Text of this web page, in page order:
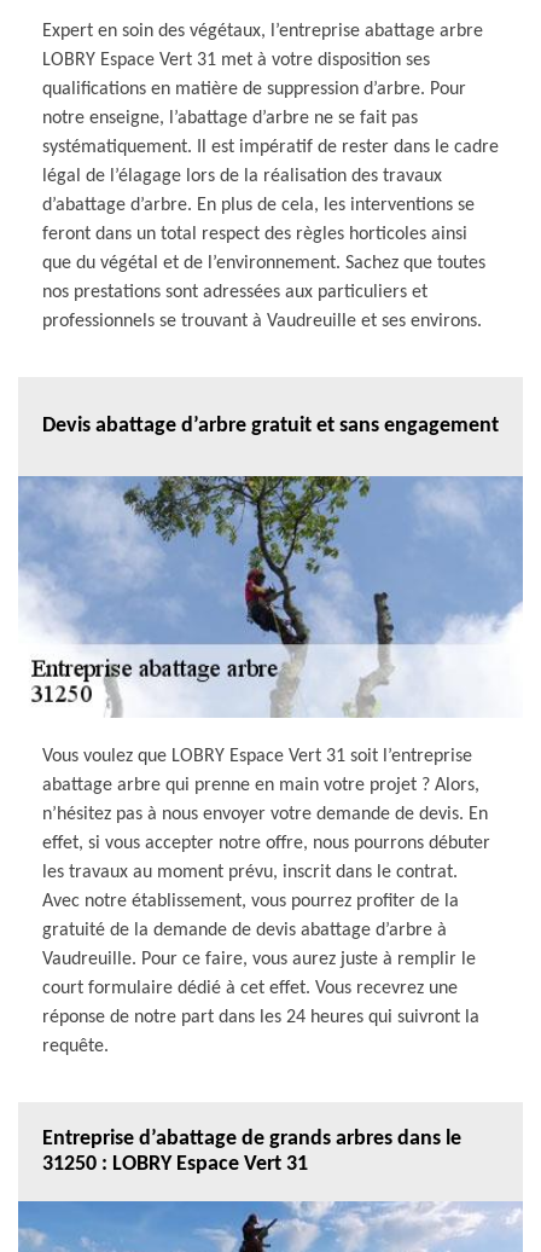
Expert en soin des végétaux, l’entreprise abattage arbre
LOBRY Espace Vert 31 met à votre disposition ses
qualifications en matière de suppression d’arbre. Pour
notre enseigne, l’abattage d’arbre ne se fait pas
systématiquement. Il est impératif de rester dans le cadre
légal de l’élagage lors de la réalisation des travaux
d’abattage d’arbre. En plus de cela, les interventions se
feront dans un total respect des règles horticoles ainsi
que du végétal et de l’environnement. Sachez que toutes
nos prestations sont adressées aux particuliers et
professionnels se trouvant à Vaudreuille et ses environs.
Devis abattage d’arbre gratuit et sans engagement
Vous voulez que LOBRY Espace Vert 31 soit l’entreprise
abattage arbre qui prenne en main votre projet ? Alors,
n’hésitez pas à nous envoyer votre demande de devis. En
effet, si vous accepter notre offre, nous pourrons débuter
les travaux au moment prévu, inscrit dans le contrat.
Avec notre établissement, vous pourrez profiter de la
gratuité de la demande de devis abattage d’arbre à
Vaudreuille. Pour ce faire, vous aurez juste à remplir le
court formulaire dédié à cet effet. Vous recevrez une
réponse de notre part dans les 24 heures qui suivront la
requête.
Entreprise d’abattage de grands arbres dans le
31250 : LOBRY Espace Vert 31